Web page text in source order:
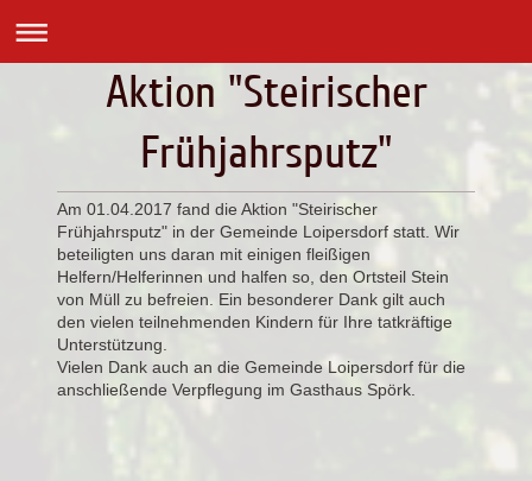
Aktion "Steirischer
Frühjahrsputz"
Am 01.04.2017 fand die Aktion "Steirischer
Frühjahrsputz" in der Gemeinde Loipersdorf statt. Wir
beteiligten uns daran mit einigen fleißigen
Helfern/Helferinnen und halfen so, den Ortsteil Stein
von Müll zu befreien. Ein besonderer Dank gilt auch
den vielen teilnehmenden Kindern für Ihre tatkräftige
Unterstützung.
Vielen Dank auch an die Gemeinde Loipersdorf für die
anschließende Verpflegung im Gasthaus Spörk.